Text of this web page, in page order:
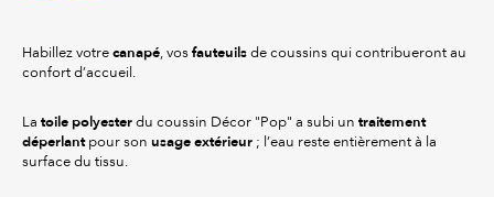
Habillez votre canapé, vos fauteuils de coussins qui contribueront au
confort d’accueil.
La toile polyester du coussin Décor "Pop" a subi un traitement
déperlantpour son usage extérieur ; l’eau reste entièrement à la
surface du tissu.